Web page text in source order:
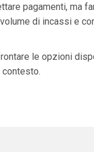
pagamenti, ma
di incassi e
le opzioni
contesto.